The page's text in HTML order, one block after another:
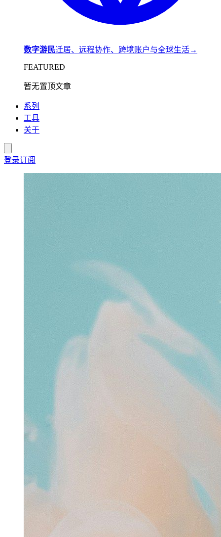
数字游民迁居、远程协作、跨境账户与全球生活→
FEATURED
暂无置顶文章
系列
工具
关于
登录订阅